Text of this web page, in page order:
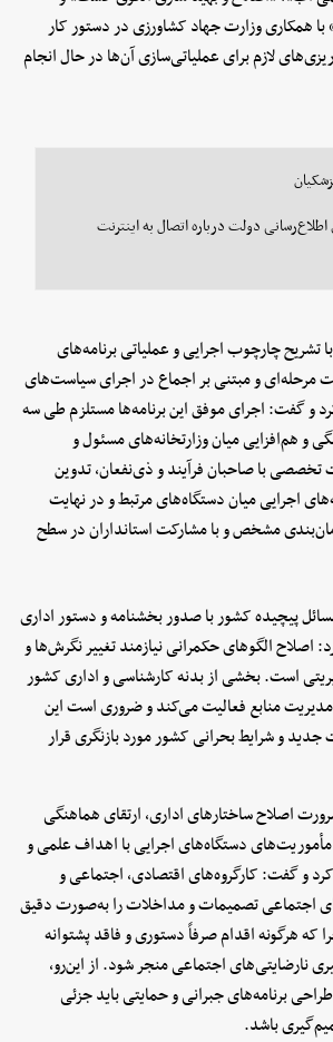
همکاری وزارت جهاد کشاورزی در دستور کار
لازم برای عملیاتی‌سازی آن‌ها در حال انجام
اطلاع‌رسانی دولت درباره اتصال به اینترنت
تشریح چارچوب اجرایی و عملیاتی برنامه‌های
مرحله‌ای و مبتنی بر اجماع در اجرای سیاست‌های
و گفت: اجرای موفق این برنامه‌ها مستلزم طی سه
و هم‌افزایی میان وزارتخانه‌های مسئول و
تخصصی با صاحبان فرآیند و ذی‌نفعان، تدوین
اجرایی میان دستگاه‌های مرتبط و در نهایت
مشخص و با مشارکت استانداران در سطح
مسائل پیچیده کشور با صدور بخشنامه و دستور اداری
الگوهای حکمرانی نیازمند تغییر نگرش‌ها و
است. بخشی از بدنه کارشناسی و اداری کشور
منابع فعالیت می‌کند و ضروری است این
جدید و شرایط بحرانی کشور مورد بازنگری قرار
اصلاح ساختارهای اداری، ارتقای هماهنگی
دستگاه‌های اجرایی با اهداف علمی و
و گفت: کارگروه‌های اقتصادی، اجتماعی و
اجتماعی تصمیمات و مداخلات را به‌صورت دقیق
که هرگونه اقدام صرفاً دستوری و فاقد پشتوانه
نارضایتی‌های اجتماعی منجر شود. از این‌رو،
برنامه‌های جبرانی و حمایتی باید جزئی
باشد.